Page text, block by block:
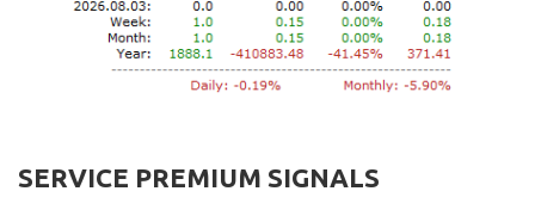
SERVICE PREMIUM SIGNALS